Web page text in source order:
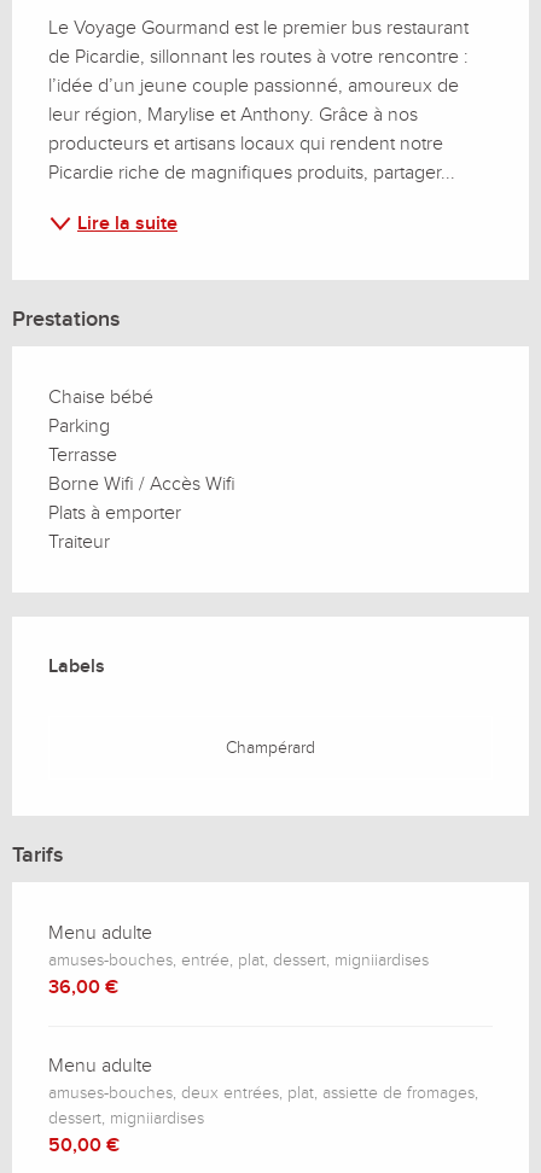
Le Voyage Gourmand est le premier bus restaurant
de Picardie, sillonnant les routes à votre rencontre :
l’idée d’un jeune couple passionné, amoureux de
leur région, Marylise et Anthony. Grâce à nos
producteurs et artisans locaux qui rendent notre
Picardie riche de magnifiques produits, partager...
Lire la suite
Prestations
Chaise bébé
Parking
Terrasse
Borne Wifi / Accès Wifi
Plats à emporter
Traiteur
Labels
Labels
Champérard
Tarifs
Menu adulte
amuses-bouches, entrée, plat, dessert, migniiardises
36,00 €
Menu adulte
amuses-bouches, deux entrées, plat, assiette de fromages,
dessert, migniiardises
50,00 €